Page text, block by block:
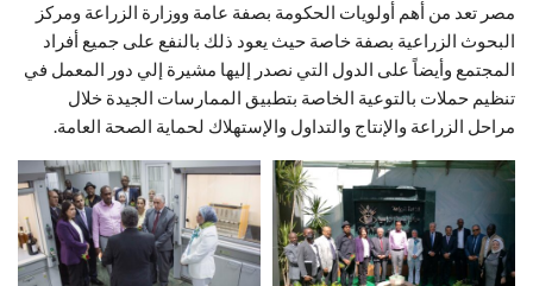
مصر تعد من أهم أولويات الحكومة بصفة عامة ووزارة الزراعة ومركز
البحوث الزراعية بصفة خاصة حيث يعود ذلك بالنفع على جميع أفراد
المجتمع وأيضاً على الدول التي نصدر إليها مشيرة إلي دور المعمل في
تنظيم حملات بالتوعية الخاصة بتطبيق الممارسات الجيدة خلال
مراحل الزراعة والإنتاج والتداول والإستهلاك لحماية الصحة العامة.